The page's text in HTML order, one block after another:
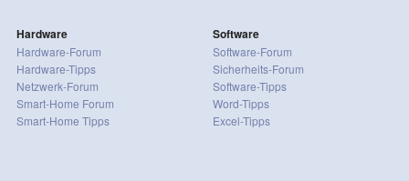
Hardware
Hardware-Forum
Hardware-Tipps
Netzwerk-Forum
Smart-Home Forum
Smart-Home Tipps
Software
Software-Forum
Sicherheits-Forum
Software-Tipps
Word-Tipps
Excel-Tipps